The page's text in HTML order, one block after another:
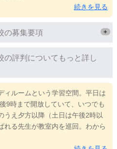
続きを見る
の募集要項 +
の評判についてもっと詳し
ィルームという学習空間。平日は
9時まで開放していて、いつでも
うえ夕方以降（土日は午後2時以
れる先生が教室内を巡回。わから